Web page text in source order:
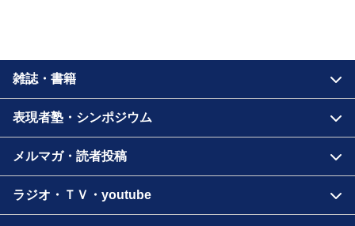
雑誌・書籍
表現者塾・シンポジウム
メルマガ・読者投稿
ラジオ・ＴＶ・youtube